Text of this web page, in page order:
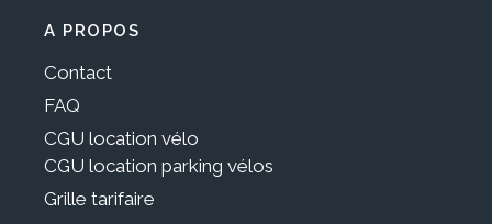
A PROPOS
Contact
FAQ
CGU location vélo
CGU location parking vélos
Grille tarifaire